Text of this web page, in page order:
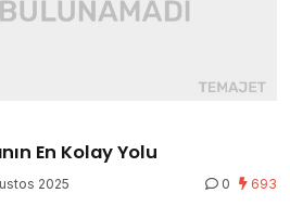
En Kolay Yolu
2025 0 693